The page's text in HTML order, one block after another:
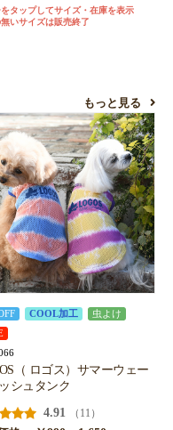
タップしてサイズ・在庫を表示
いサイズは販売終了
もっと見る
COOL加工
虫よけ
（ ロゴス）サマーウェー
シュタンク
4.91
（11）